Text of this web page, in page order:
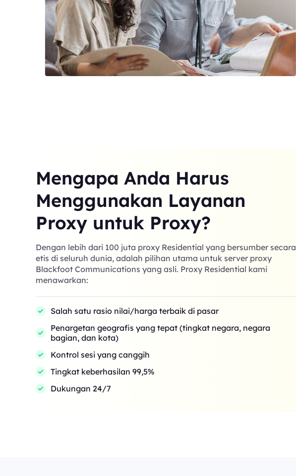
Mengapa Anda Harus
Menggunakan Layanan
Proxy untuk Proxy?
Dengan lebih dari 100 juta proxy Residential yang bersumber secara
etis di seluruh dunia, adalah pilihan utama untuk server proxy
Blackfoot Communications yang asli. Proxy Residential kami
menawarkan:
Salah satu rasio nilai/harga terbaik di pasar
Penargetan geografis yang tepat (tingkat negara, negara
bagian, dan kota)
Kontrol sesi yang canggih
Tingkat keberhasilan 99,5%
Dukungan 24/7